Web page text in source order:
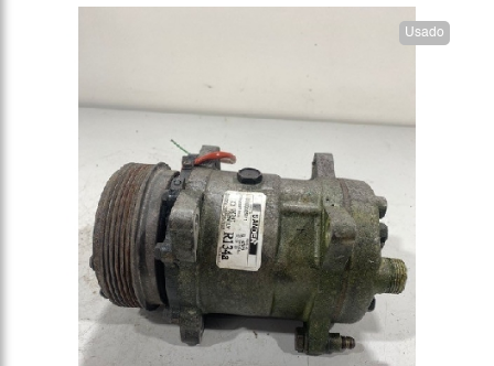
Usado